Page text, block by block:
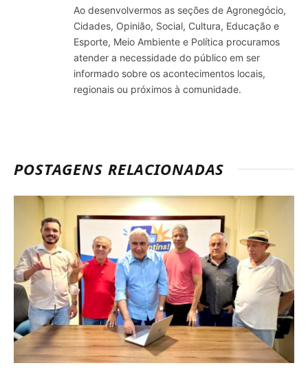
Ao desenvolvermos as seções de Agronegócio,
Cidades, Opinião, Social, Cultura, Educação e
Esporte, Meio Ambiente e Política procuramos
atender a necessidade do público em ser
informado sobre os acontecimentos locais,
regionais ou próximos à comunidade.
POSTAGENS RELACIONADAS